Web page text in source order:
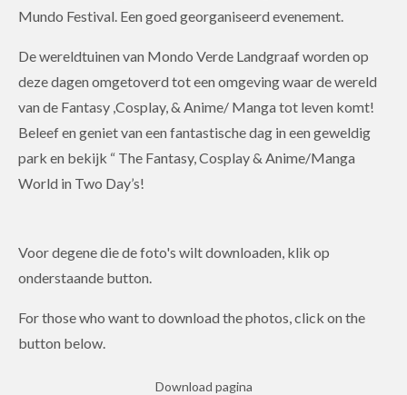
Mundo Festival. Een goed georganiseerd evenement.
De wereldtuinen van Mondo Verde Landgraaf worden op
deze dagen omgetoverd tot een omgeving waar de wereld
van de Fantasy ,Cosplay, & Anime/ Manga tot leven komt!
Beleef en geniet van een fantastische dag in een geweldig
park en bekijk “ The Fantasy, Cosplay & Anime/Manga
World in Two Day’s!
Voor degene die de foto's wilt downloaden, klik op
onderstaande button.
For those who want to download the photos, click on the
button below.
Download pagina